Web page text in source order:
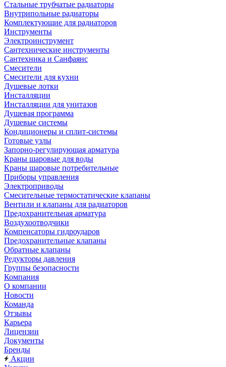
Стальные трубчатые радиаторы
Внутрипольные радиаторы
Комплектующие для радиаторов
Инструменты
Электроинструмент
Сантехнические инструменты
Сантехника и Санфаянс
Смесители
Смесители для кухни
Душевые лотки
Инсталляции
Инсталляции для унитазов
Душевая программа
Душевые системы
Кондиционеры и сплит-системы
Готовые узлы
Запорно-регулирующая арматура
Краны шаровые для воды
Краны шаровые потребительные
Приборы управления
Электроприводы
Смесительные термостатические клапаны
Вентили и клапаны для радиаторов
Предохранительная арматура
Воздухоотводчики
Компенсаторы гидроударов
Предохранительные клапаны
Обратные клапаны
Редукторы давления
Группы безопасности
Компания
О компании
Новости
Команда
Отзывы
Карьера
Лицензии
Документы
Бренды
Акции